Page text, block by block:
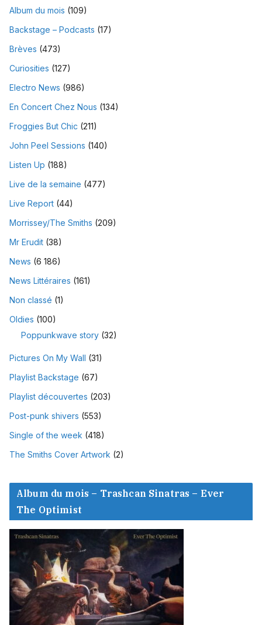
Album du mois (109)
Backstage – Podcasts (17)
Brèves (473)
Curiosities (127)
Electro News (986)
En Concert Chez Nous (134)
Froggies But Chic (211)
John Peel Sessions (140)
Listen Up (188)
Live de la semaine (477)
Live Report (44)
Morrissey/The Smiths (209)
Mr Erudit (38)
News (6 186)
News Littéraires (161)
Non classé (1)
Oldies (100)
Poppunkwave story (32)
Pictures On My Wall (31)
Playlist Backstage (67)
Playlist découvertes (203)
Post-punk shivers (553)
Single of the week (418)
The Smiths Cover Artwork (2)
Album du mois – Trashcan Sinatras – Ever
The Optimist